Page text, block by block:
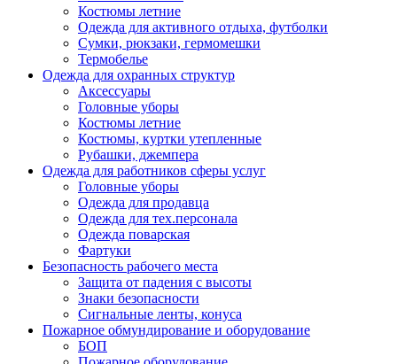
Костюмы летние
Одежда для активного отдыха, футболки
Сумки, рюкзаки, гермомешки
Термобелье
Одежда для охранных структур
Аксессуары
Головные уборы
Костюмы летние
Костюмы, куртки утепленные
Рубашки, джемпера
Одежда для работников сферы услуг
Головные уборы
Одежда для продавца
Одежда для тех.персонала
Одежда поварская
Фартуки
Безопасность рабочего места
Защита от падения с высоты
Знаки безопасности
Сигнальные ленты, конуса
Пожарное обмундирование и оборудование
БОП